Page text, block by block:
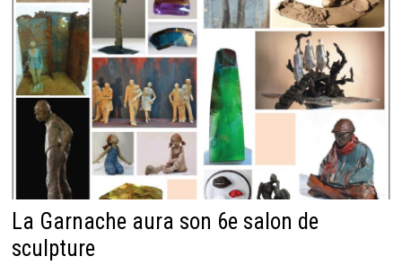
La Garnache aura son 6e salon de
sculpture